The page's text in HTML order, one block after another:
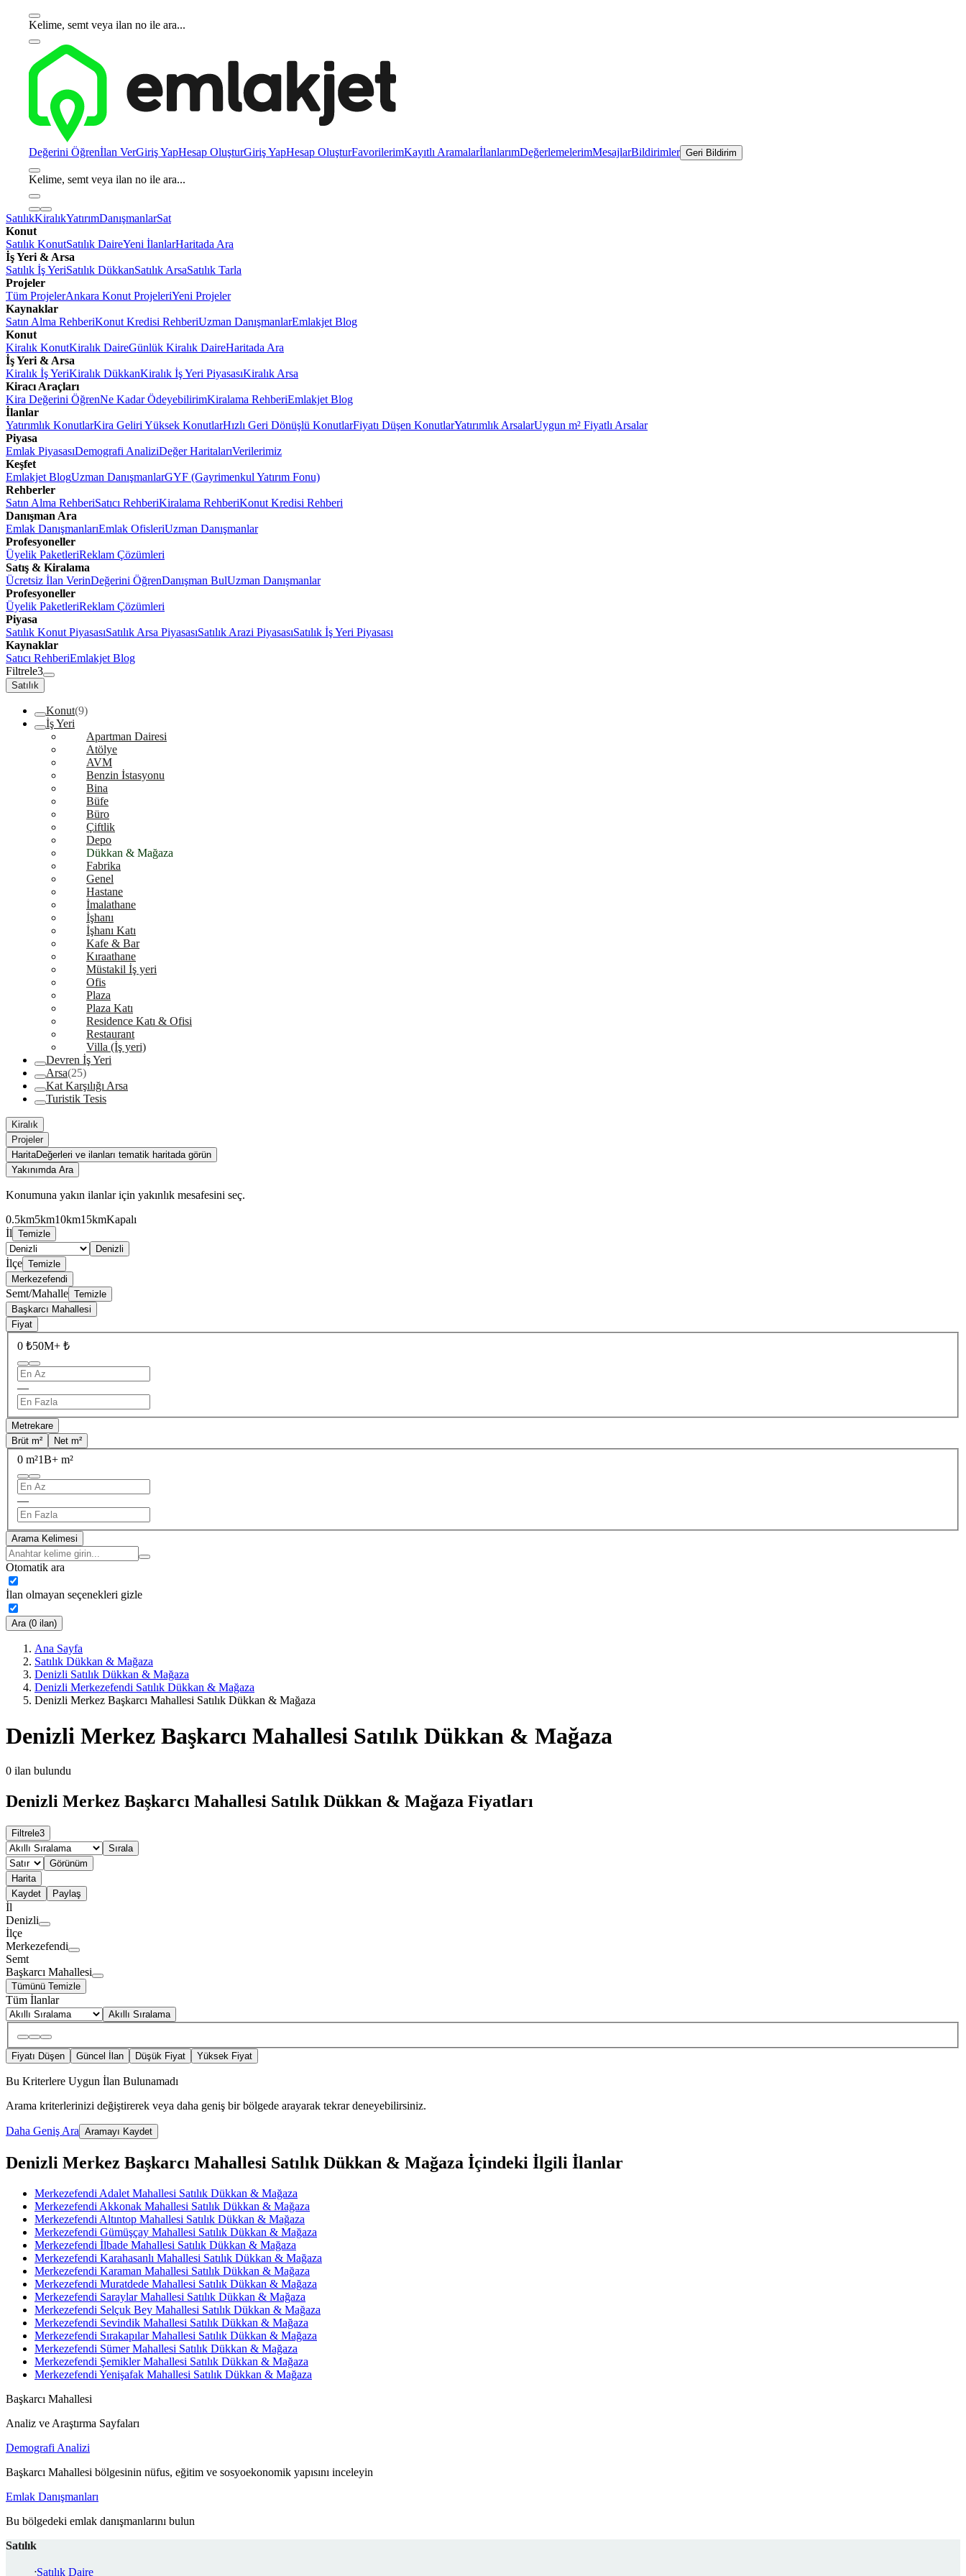
Kelime, semt veya ilan no ile ara...
Değerini Öğrenİlan VerGiriş YapHesap OluşturGiriş YapHesap OluşturFavorilerimKayıtlı AramalarİlanlarımDeğerlemelerimMesajlarBildirimler Geri Bildirim
Kelime, semt veya ilan no ile ara...
SatılıkKiralıkYatırımDanışmanlarSat
Konut
Satılık KonutSatılık DaireYeni İlanlarHaritada Ara
İş Yeri & Arsa
Satılık İş YeriSatılık DükkanSatılık ArsaSatılık Tarla
Projeler
Tüm ProjelerAnkara Konut ProjeleriYeni Projeler
Kaynaklar
Satın Alma RehberiKonut Kredisi RehberiUzman DanışmanlarEmlakjet Blog
Konut
Kiralık KonutKiralık DaireGünlük Kiralık DaireHaritada Ara
İş Yeri & Arsa
Kiralık İş YeriKiralık DükkanKiralık İş Yeri PiyasasıKiralık Arsa
Kiracı Araçları
Kira Değerini ÖğrenNe Kadar ÖdeyebilirimKiralama RehberiEmlakjet Blog
İlanlar
Yatırımlık KonutlarKira Geliri Yüksek KonutlarHızlı Geri Dönüşlü KonutlarFiyatı Düşen KonutlarYatırımlık ArsalarUygun m² Fiyatlı Arsalar
Piyasa
Emlak PiyasasıDemografi AnaliziDeğer HaritalarıVerilerimiz
Keşfet
Emlakjet BlogUzman DanışmanlarGYF (Gayrimenkul Yatırım Fonu)
Rehberler
Satın Alma RehberiSatıcı RehberiKiralama RehberiKonut Kredisi Rehberi
Danışman Ara
Emlak DanışmanlarıEmlak OfisleriUzman Danışmanlar
Profesyoneller
Üyelik PaketleriReklam Çözümleri
Satış & Kiralama
Ücretsiz İlan VerinDeğerini ÖğrenDanışman BulUzman Danışmanlar
Profesyoneller
Üyelik PaketleriReklam Çözümleri
Piyasa
Satılık Konut PiyasasıSatılık Arsa PiyasasıSatılık Arazi PiyasasıSatılık İş Yeri Piyasası
Kaynaklar
Satıcı RehberiEmlakjet Blog
Filtrele3
Satılık
Konut(9)
İş Yeri
Apartman Dairesi
Atölye
AVM
Benzin İstasyonu
Bina
Büfe
Büro
Çiftlik
Depo
Dükkan & Mağaza
Fabrika
Genel
Hastane
İmalathane
İşhanı
İşhanı Katı
Kafe & Bar
Kıraathane
Müstakil İş yeri
Ofis
Plaza
Plaza Katı
Residence Katı & Ofisi
Restaurant
Villa (İş yeri)
Devren İş Yeri
Arsa(25)
Kat Karşılığı Arsa
Turistik Tesis
Kiralık
Projeler
HaritaDeğerleri ve ilanları tematik haritada görün
Yakınımda Ara
Konumuna yakın ilanlar için yakınlık mesafesini seç.
0.5km5km10km15kmKapalı
İl Temizle
Denizli
İlçe Temizle
Merkezefendi
Semt/Mahalle Temizle
Başkarcı Mahallesi
Fiyat
0 ₺50M+ ₺
—
Metrekare
Brüt m²
Net m²
0 m²1B+ m²
—
Arama Kelimesi
Otomatik ara
İlan olmayan seçenekleri gizle
Ara (0 ilan)
Ana Sayfa
Satılık Dükkan & Mağaza
Denizli Satılık Dükkan & Mağaza
Denizli Merkezefendi Satılık Dükkan & Mağaza
Denizli Merkez Başkarcı Mahallesi Satılık Dükkan & Mağaza
Denizli Merkez Başkarcı Mahallesi Satılık Dükkan & Mağaza
0 ilan bulundu
Denizli Merkez Başkarcı Mahallesi Satılık Dükkan & Mağaza Fiyatları
Filtrele3
Sırala
Görünüm
Harita
Kaydet
Paylaş
İl
Denizli
İlçe
Merkezefendi
Semt
Başkarcı Mahallesi
Tümünü Temizle
Tüm İlanlar
Akıllı Sıralama
Fiyatı Düşen Güncel İlan Düşük Fiyat Yüksek Fiyat
Bu Kriterlere Uygun İlan Bulunamadı
Arama kriterlerinizi değiştirerek veya daha geniş bir bölgede arayarak tekrar deneyebilirsiniz.
Daha Geniş Ara Aramayı Kaydet
Denizli Merkez Başkarcı Mahallesi Satılık Dükkan & Mağaza İçindeki İlgili İlanlar
Merkezefendi Adalet Mahallesi Satılık Dükkan & Mağaza
Merkezefendi Akkonak Mahallesi Satılık Dükkan & Mağaza
Merkezefendi Altıntop Mahallesi Satılık Dükkan & Mağaza
Merkezefendi Gümüşçay Mahallesi Satılık Dükkan & Mağaza
Merkezefendi İlbade Mahallesi Satılık Dükkan & Mağaza
Merkezefendi Karahasanlı Mahallesi Satılık Dükkan & Mağaza
Merkezefendi Karaman Mahallesi Satılık Dükkan & Mağaza
Merkezefendi Muratdede Mahallesi Satılık Dükkan & Mağaza
Merkezefendi Saraylar Mahallesi Satılık Dükkan & Mağaza
Merkezefendi Selçuk Bey Mahallesi Satılık Dükkan & Mağaza
Merkezefendi Sevindik Mahallesi Satılık Dükkan & Mağaza
Merkezefendi Sırakapılar Mahallesi Satılık Dükkan & Mağaza
Merkezefendi Sümer Mahallesi Satılık Dükkan & Mağaza
Merkezefendi Şemikler Mahallesi Satılık Dükkan & Mağaza
Merkezefendi Yenişafak Mahallesi Satılık Dükkan & Mağaza
Başkarcı Mahallesi
Analiz ve Araştırma Sayfaları
Demografi Analizi
Başkarcı Mahallesi bölgesinin nüfus, eğitim ve sosyoekonomik yapısını inceleyin
Emlak Danışmanları
Bu bölgedeki emlak danışmanlarını bulun
Satılık
Satılık Daire